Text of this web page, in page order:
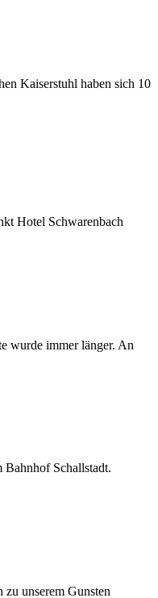
Kaiserstuhl haben sich 10
Hotel Schwarenbach
wurde immer länger. An
Bahnhof Schallstadt.
unserem Gunsten